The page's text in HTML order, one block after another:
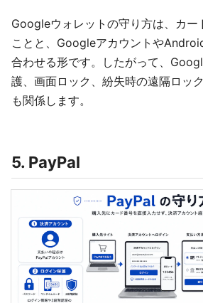
Googleウォレットの守り方は、カー
ことと、Googleアカウントや
合わせる形です。したがって、
護、画面ロック、紛失時の遠隔ロッ
も関係します。
5. PayPal